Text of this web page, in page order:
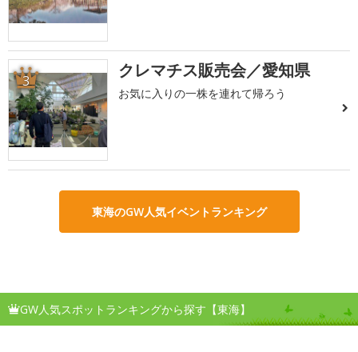
3 クレマチス販売会／愛知県
お気に入りの一株を連れて帰ろう
東海のGW人気イベントランキング
GW人気スポットランキングから探す【東海】